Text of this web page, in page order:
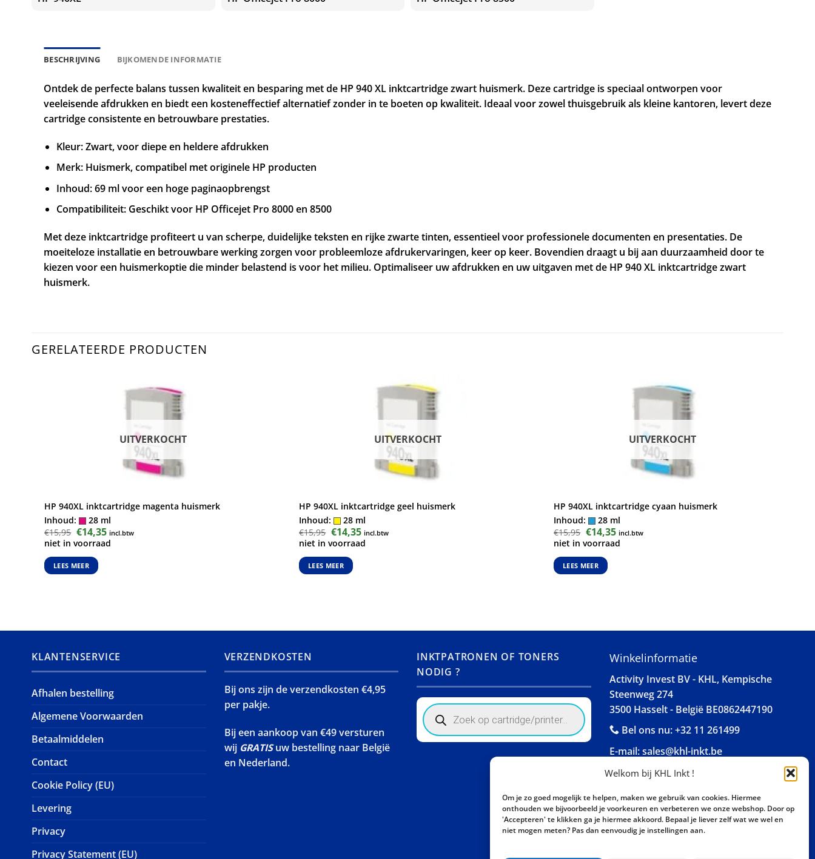
Welkom bij KHL Inkt !
Om je zo goed mogelijk te helpen, maken we gebruik van cookies. Hiermee
onthouden we bijvoorbeeld je voorkeuren en verbeteren we onze webshop. Door op
'Accepteren' te klikken ga je hiermee akkoord. Bepaal je liever zelf wat we wel en
niet mogen meten? Pas dan eenvoudig je instellingen aan.
BESCHRIJVING BIJKOMENDE INFORMATIE
Ontdek de perfecte balans tussen kwaliteit en besparing met de HP 940 XL inktcartridge zwart huismerk. Deze cartridge is speciaal ontworpen voor
veeleisende afdrukken en biedt een kosteneffectief alternatief zonder in te boeten op kwaliteit. Ideaal voor zowel thuisgebruik als kleine kantoren, levert deze
cartridge consistente en betrouwbare prestaties.
Kleur: Zwart, voor diepe en heldere afdrukken
Merk: Huismerk, compatibel met originele HP producten
Inhoud: 69 ml voor een hoge paginaopbrengst
Compatibiliteit: Geschikt voor HP Officejet Pro 8000 en 8500
Met deze inktcartridge profiteert u van scherpe, duidelijke teksten en rijke zwarte tinten, essentieel voor professionele documenten en presentaties. De
moeiteloze installatie en betrouwbare werking zorgen voor probleemloze afdrukervaringen, keer op keer. Bovendien draagt u bij aan duurzaamheid door te
kiezen voor een huismerkoptie die minder belastend is voor het milieu. Optimaliseer uw afdrukken en uw uitgaven met de HP 940 XL inktcartridge zwart
huismerk.
GERELATEERDE PRODUCTEN
UITVERKOCHT
HP 940XL inktcartridge magenta huismerk
Inhoud:
28 ml
€15,95 Oorspronkelijke
prijs
was:
€15,95.
€14,35Huidige
prijs
is:
incl.btw
niet in voorraad
LEES MEER
UITVERKOCHT
HP 940XL inktcartridge geel huismerk
Inhoud:
28 ml
€15,95 Oorspronkelijke
prijs
was:
€15,95.
€14,35Huidige
prijs
is:
incl.btw
niet in voorraad
LEES MEER
UITVERKOCHT
HP 940XL inktcartridge cyaan huismerk
Inhoud:
28 ml
€15,95 Oorspronkelijke
prijs
was:
€15,95.
€14,35Huidige
prijs
is:
incl.btw
niet in voorraad
LEES MEER
KLANTENSERVICE
Afhalen bestelling
Algemene Voorwaarden
Betaalmiddelen
Contact
Cookie Policy (EU)
Levering
Privacy
Privacy Statement (EU)
VERZENDKOSTEN
Bij ons zijn de verzendkosten €4,95
per pakje.
Bij een aankoop van €49 versturen
wij GRATISuw bestelling naar België
en Nederland.
INKTPATRONEN OF TONERS
NODIG ?
Products
search
Winkelinformatie
Activity Invest BV - KHL, Kempische
Steenweg 274
3500 Hasselt - België BE0862447190
Bel ons nu:+32 11 261499
E-mail:sales@khl-inkt.be